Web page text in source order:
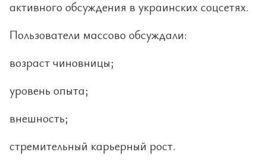
активного обсуждения в украинских соцсетях.
Пользователи массово обсуждали:
возраст чиновницы;
уровень опыта;
внешность;
стремительный карьерный рост.